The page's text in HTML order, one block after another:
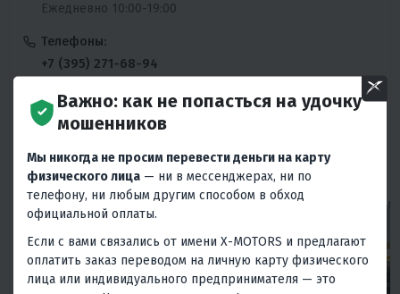
Ежедневно 10:00-19:00
Телефоны:
+7 (395) 271-68-94
Сервисный центр:
Пн-Пт 10:00-19:00
Важно: как не попасться на удочку
мошенников
Мы никогда не просим перевести деньги на карту
физического лица — ни в мессенджерах, ни по
телефону, ни любым другим способом в обход
официальной оплаты.
Если с вами связались от имени X-MOTORS и предлагают
оплатить заказ переводом на личную карту физического
лица или индивидуального предпринимателя — это